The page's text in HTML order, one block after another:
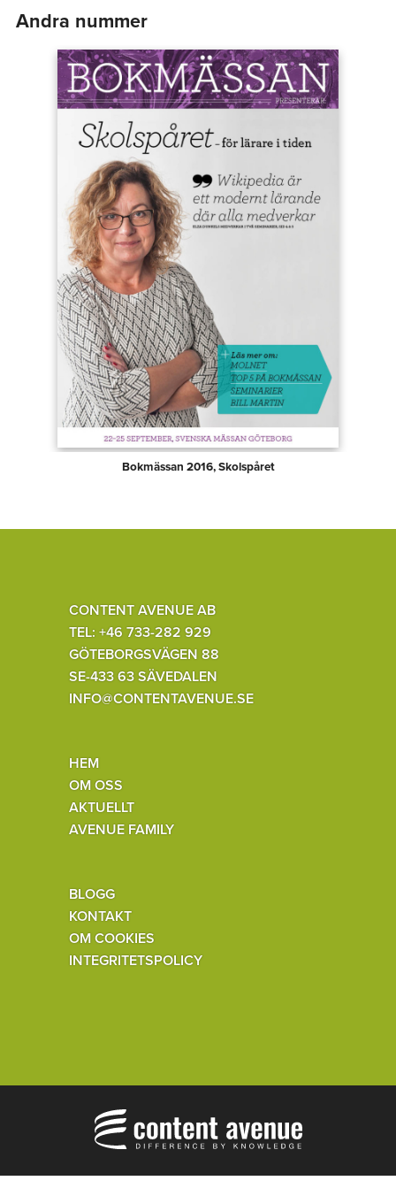
Andra nummer
Bokmässan 2016, Skolspåret
CONTENT AVENUE AB
TEL: +46 733-282 929
GÖTEBORGSVÄGEN 88
SE-433 63 SÄVEDALEN
INFO@CONTENTAVENUE.SE
HEM
OM OSS
AKTUELLT
AVENUE FAMILY
BLOGG
KONTAKT
OM COOKIES
INTEGRITETSPOLICY